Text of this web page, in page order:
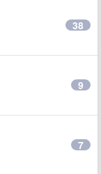
38
9
7